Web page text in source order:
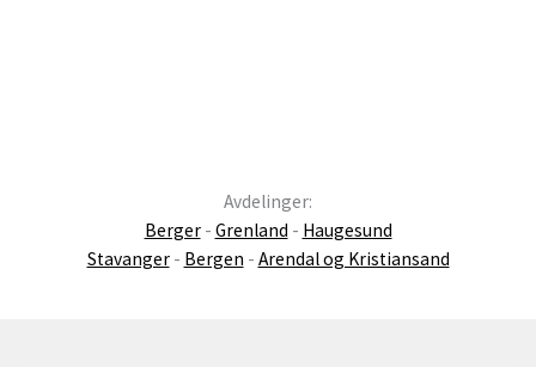
Avdelinger:
Berger- Grenland - Haugesund
Stavanger- Bergen - Arendal og Kristiansand